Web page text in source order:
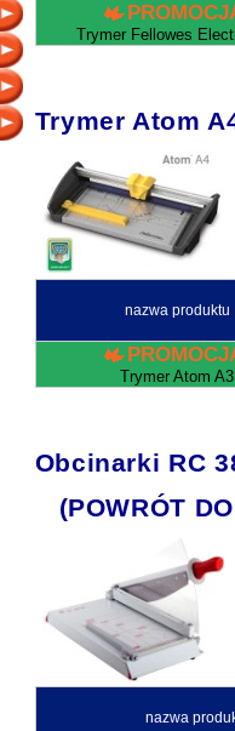
Trymer Fellowes
Trymer Atom
nazwa produktu
Trymer Atom A3
Obcinarki RC
(POWRÓT
nazwa